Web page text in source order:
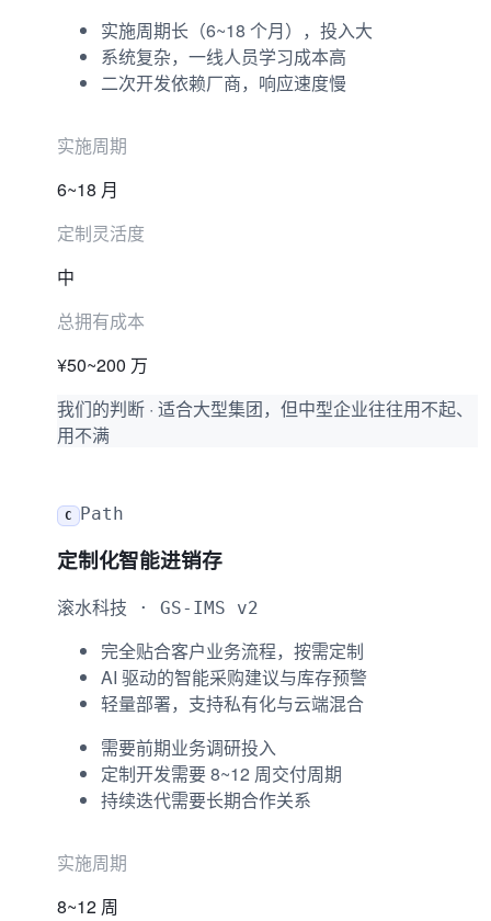
实施周期长（6~18 个月），投入大
系统复杂，一线人员学习成本高
二次开发依赖厂商，响应速度慢
实施周期
6~18 月
定制灵活度
中
总拥有成本
¥50~200 万
我们的判断 · 适合大型集团，但中型企业往往用不起、
用不满
C Path
定制化智能进销存
滚水科技 · GS-IMS v2
完全贴合客户业务流程，按需定制
AI 驱动的智能采购建议与库存预警
轻量部署，支持私有化与云端混合
需要前期业务调研投入
定制开发需要 8~12 周交付周期
持续迭代需要长期合作关系
实施周期
8~12 周